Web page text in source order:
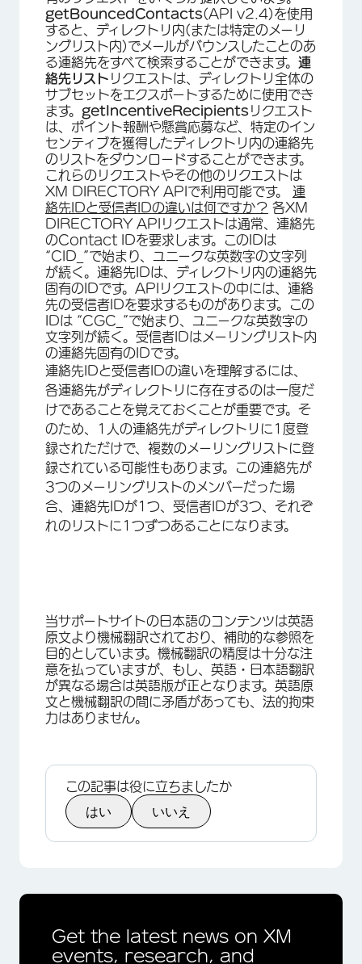
getBouncedContacts(API v2.4)を使用
すると、ディレクトリ内(または特定のメーリ
ングリスト内)でメールがバウンスしたことのあ
る連絡先をすべて検索することができます。 連
絡先リスト リクエストは、ディレクトリ全体の
サブセットをエクスポートするために使用でき
ます。 getIncentiveRecipientsリクエスト
は、ポイント報酬や懸賞応募など、特定のイン
センティブを獲得したディレクトリ内の連絡先
のリストをダウンロードすることができます。
これらのリクエストやその他のリクエストは
XM DIRECTORY APIで利用可能です。 連
絡先IDと受信者IDの違いは何ですか？ 各XM
DIRECTORY APIリクエストは通常、連絡先
のContact IDを要求します。このIDは
“CID_”で始まり、ユニークな英数字の文字列
が続く。連絡先IDは、ディレクトリ内の連絡先
固有のIDです。APIリクエストの中には、連絡
先の受信者IDを要求するものがあります。この
IDは “CGC_”で始まり、ユニークな英数字の
文字列が続く。受信者IDはメーリングリスト内
の連絡先固有のIDです。
連絡先IDと受信者IDの違いを理解するには、
各連絡先がディレクトリに存在するのは一度だ
けであることを覚えておくことが重要です。そ
のため、1人の連絡先がディレクトリに1度登
録されただけで、複数のメーリングリストに登
録されている可能性もあります。この連絡先が
3つのメーリングリストのメンバーだった場
合、連絡先IDが1つ、受信者IDが3つ、それぞ
れのリストに1つずつあることになります。
当サポートサイトの日本語のコンテンツは英語
原文より機械翻訳されており、補助的な参照を
目的としています。機械翻訳の精度は十分な注
意を払っていますが、もし、英語・日本語翻訳
が異なる場合は英語版が正となります。英語原
文と機械翻訳の間に矛盾があっても、法的拘束
力はありません。
この記事は役に立ちましたか
はい いいえ
Get the latest news on XM
events, research, and